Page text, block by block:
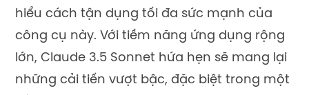
hiểu cách tận dụng tối đa sức mạnh của
công cụ này. Với tiềm năng ứng dụng rộng
lớn, Claude 3.5 Sonnet hứa hẹn sẽ mang lại
những cải tiến vượt bậc, đặc biệt trong một